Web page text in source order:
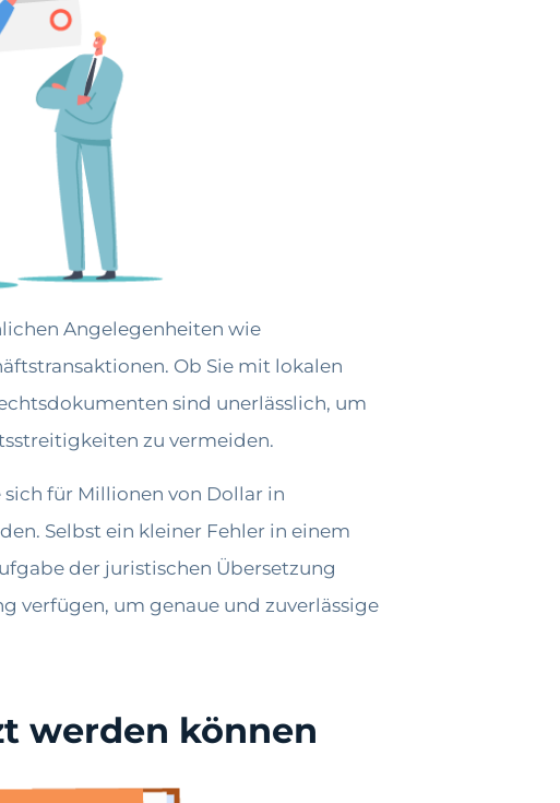
Angelegenheiten wie
Ob Sie mit lokalen
sind unerlässlich, um
zu vermeiden.
sich für Millionen von Dollar in
Selbst ein kleiner Fehler in einem
der juristischen Übersetzung
verfügen, um genaue und zuverlässige
werden können